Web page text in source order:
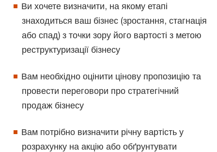
Ви хочете визначити, на якому етапі
знаходиться ваш бізнес (зростання, стагнація
або спад) з точки зору його вартості з метою
реструктуризації бізнесу
Вам необхідно оцінити цінову пропозицію та
провести переговори про стратегічний
продаж бізнесу
Вам потрібно визначити річну вартість у
розрахунку на акцію або обґрунтувати